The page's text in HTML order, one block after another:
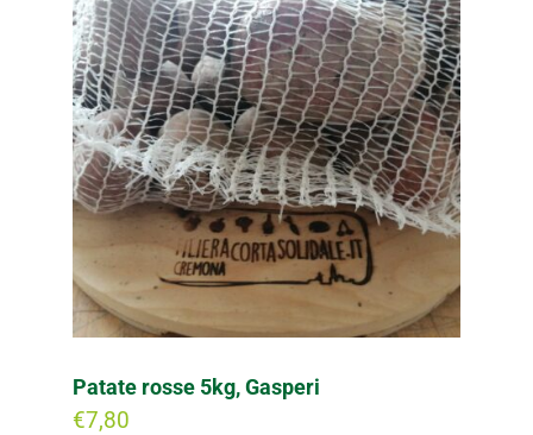
Patate rosse 5kg, Gasperi
€7,80